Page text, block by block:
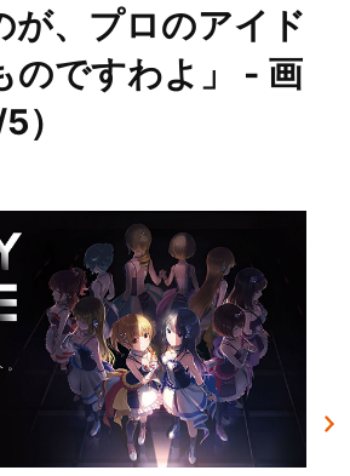
が、プロのアイド
のですわよ」 - 画
）